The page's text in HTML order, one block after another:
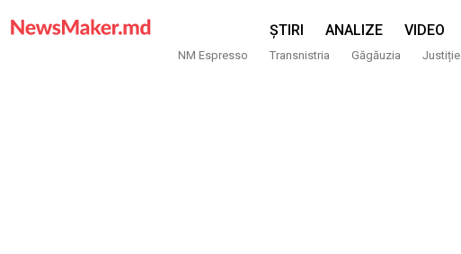
ȘTIRI ANALIZE VIDEO
NM Espresso Transnistria Găgăuzia Justiție